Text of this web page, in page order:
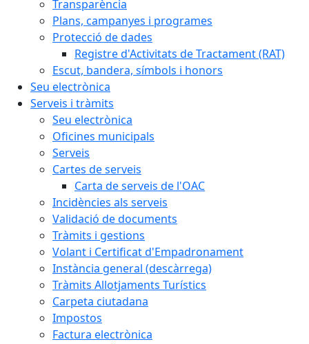
Transparència
Plans, campanyes i programes
Protecció de dades
Registre d'Activitats de Tractament (RAT)
Escut, bandera, símbols i honors
Seu electrònica
Serveis i tràmits
Seu electrònica
Oficines municipals
Serveis
Cartes de serveis
Carta de serveis de l'OAC
Incidències als serveis
Validació de documents
Tràmits i gestions
Volant i Certificat d'Empadronament
Instància general (descàrrega)
Tràmits Allotjaments Turístics
Carpeta ciutadana
Impostos
Factura electrònica